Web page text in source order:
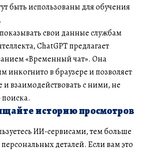
быть использованы для обучения
свои данные службам
ChatGPT предлагает
«Временный чат». Она
инкогнито в браузере и позволяет
и взаимодействовать с ними, не
историю просмотров
ИИ-сервисами, тем больше
деталей. Если вам это